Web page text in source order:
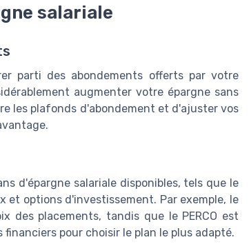
salariale
parti des abondements offerts par votre
augmenter votre épargne sans
les plafonds d'abondement et d'ajuster vos
d'épargne salariale disponibles, tels que le
et options d'investissement. Par exemple, le
des placements, tandis que le PERCO est
pour choisir le plan le plus adapté.